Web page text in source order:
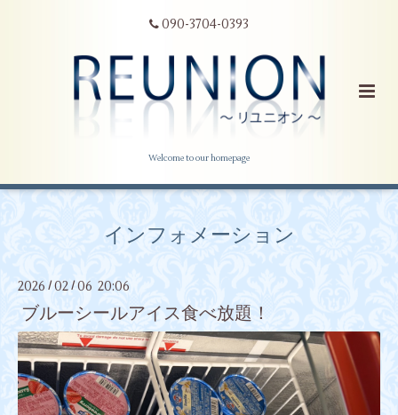
090-3704-0393
Welcome to our homepage
インフォメーション
2026 / 02 /06 20:06
ブルーシールアイス食べ放題！